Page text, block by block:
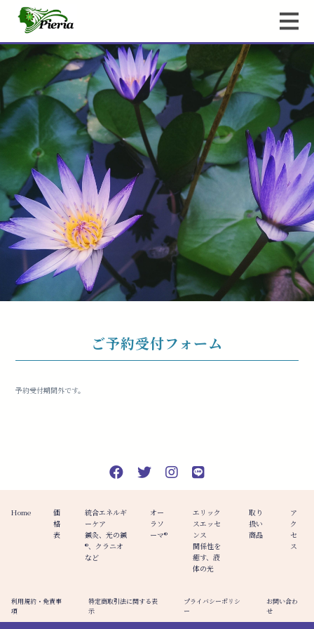
ご予約受付フォーム
予約受付期間外です。
Home
価
格
表
統合エネルギ
ーケア
鍼灸、光の鍼
®︎、クラニオ
など
オー
ラソ
ーマ®️
エリック
スエッセ
ンス
関係性を
癒す、液
体の光
取り
扱い
商品
ア
ク
セ
ス
利用規約・免責事
項
特定商取引法に関する表
示
プライバシーポリシ
ー
お問い合わ
せ